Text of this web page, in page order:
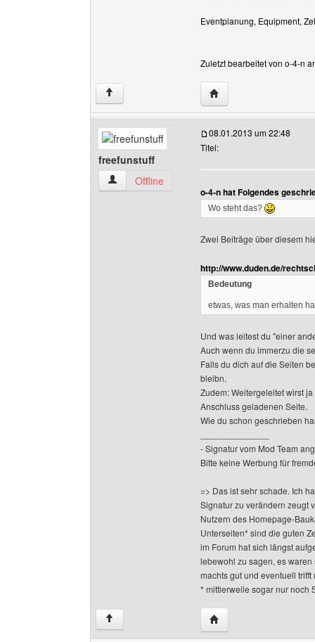
Eventplanung, Equipment,
Zuletzt bearbeitet von o-4-n
↑ Website dieses
freefunstuff
freefunstuff Benutzer-Profile anzeigen
Offline
08.01.2013 um 22:48
Titel:
o-4-n hat Folgendes
Wo steht das?
Zwei Beiträge über diesem
http://www.duden.de/
Bedeutung
etwas, was man erhalten
Und was leitest du "einer
Auch wenn du immerzu die
Falls du dich auf die Seiten
bleibn.
Zudem: Weitergeleitet wirst
Anschluss geladenen Seite.
Wie du schon geschrieben
- Signatur vom Mod Team
Bitte keine Werbung für
=> Das ist sehr schade. Ich
Signatur zu verändern zeugt
Nutzern des Homepage-
Unterseiten* sind die guten
im Forum hat sich längst
lebewohl zu sagen, es
machts gut und eventuell
* mittlerweile sogar nur noch
↑ Website dieses